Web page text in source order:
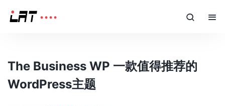
The Business WP 一款值得推荐的
WordPress主题